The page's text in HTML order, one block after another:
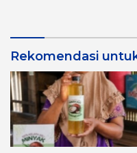
Rekomendasi